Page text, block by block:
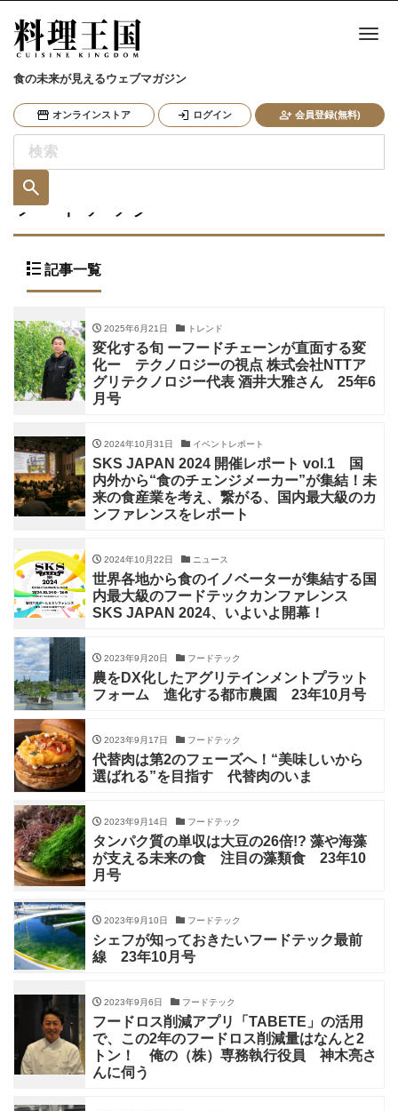
食の未来が見えるウェブマガジン
オンラインストア ログイン 会員登録(無料)
ナ
フードテック
記事一覧
2025年6月21日 トレンド
変化する旬 ーフードチェーンが直面する変
化ー テクノロジーの視点 株式会社NTTア
グリテクノロジー代表 酒井大雅さん 25年6
月号
2024年10月31日 イベントレポート
SKS JAPAN 2024 開催レポート vol.1 国
内外から“食のチェンジメーカー”が集結！未
来の食産業を考え、繋がる、国内最大級のカ
ンファレンスをレポート
2024年10月22日 ニュース
世界各地から食のイノベーターが集結する国
内最大級のフードテックカンファレンス
SKS JAPAN 2024、いよいよ開幕！
2023年9月20日 フードテック
農をDX化したアグリテインメントプラット
フォーム 進化する都市農園 23年10月号
2023年9月17日 フードテック
代替肉は第2のフェーズへ！“美味しいから
選ばれる”を目指す 代替肉のいま
2023年9月14日 フードテック
タンパク質の単収は大豆の26倍!? 藻や海藻
が支える未来の食 注目の藻類食 23年10
月号
2023年9月10日 フードテック
シェフが知っておきたいフードテック最前
線 23年10月号
2023年9月6日 フードテック
フードロス削減アプリ「TABETE」の活用
で、この2年のフードロス削減量はなんと2
トン！ 俺の（株）専務執行役員 神木亮さ
んに伺う